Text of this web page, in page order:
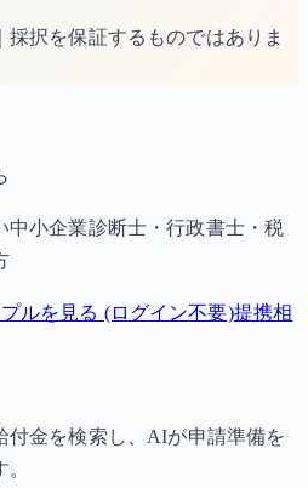
択を保証するものではありま
中小企業診断士・行政書士・税
ルを見る (ログイン不要)提携相
付金を検索し、AIが申請準備を